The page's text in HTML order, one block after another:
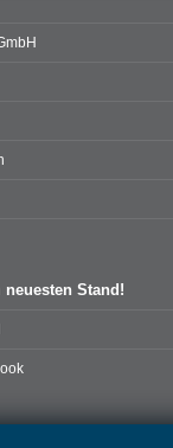
Stand!